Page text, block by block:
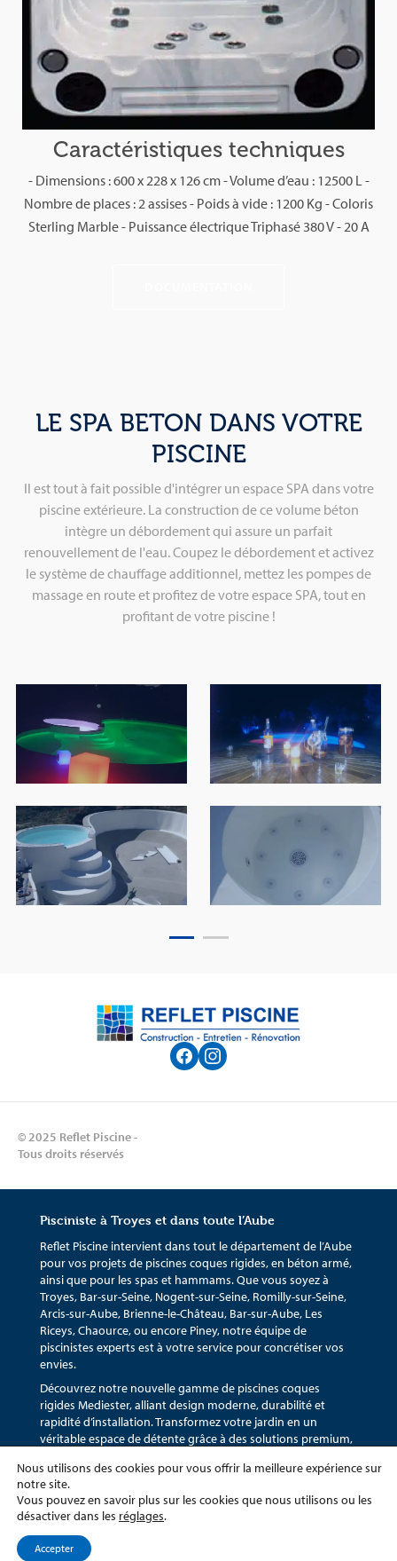
Caractéristiques techniques
- Dimensions : 600 x 228 x 126 cm - Volume d’eau : 12500 L -
Nombre de places : 2 assises - Poids à vide : 1200 Kg - Coloris
Sterling Marble - Puissance électrique Triphasé 380 V - 20 A
LE SPA BETON DANS VOTRE
PISCINE
Il est tout à fait possible d'intégrer un espace SPA dans votre
piscine extérieure. La construction de ce volume béton
intègre un débordement qui assure un parfait
renouvellement de l'eau. Coupez le débordement et activez
le système de chauffage additionnel, mettez les pompes de
massage en route et profitez de votre espace SPA, tout en
profitant de votre piscine !
© 2025 Reflet Piscine -
Tous droits réservés
Pisciniste à Troyes et dans toute l’Aube
Reflet Piscine intervient dans tout le département de l’Aube
pour vos projets de piscines coques rigides, en béton armé,
ainsi que pour les spas et hammams. Que vous soyez à
Troyes, Bar-sur-Seine, Nogent-sur-Seine, Romilly-sur-Seine,
Arcis-sur-Aube, Brienne-le-Château, Bar-sur-Aube, Les
Riceys, Chaource, ou encore Piney, notre équipe de
piscinistes experts est à votre service pour concrétiser vos
envies.
Découvrez notre nouvelle gamme de piscines coques
rigides Mediester, alliant design moderne, durabilité et
rapidité d’installation. Transformez votre jardin en un
véritable espace de détente grâce à des solutions premium,
Nous sommes également spécialisés dans la rénovation et
l’entretien de piscines, ainsi que dans l’installation de spas et
hammams sur mesure. Que vous soyez particulier ou
confiance dans l’Aube et ses environs.
Nous utilisons des cookies pour vous offrir la meilleure expérience sur
notre site.
Vous pouvez en savoir plus sur les cookies que nous utilisons ou les
désactiver dans les réglages.
Accepter